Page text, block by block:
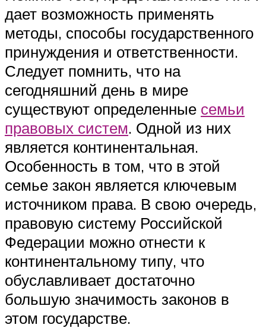
дает возможность применять
методы, способы государственного
принуждения и ответственности.
Следует помнить, что на
сегодняшний день в мире
существуют определенные семьи
правовых систем. Одной из них
является континентальная.
Особенность в том, что в этой
семье закон является ключевым
источником права. В свою очередь,
правовую систему Российской
Федерации можно отнести к
континентальному типу, что
обуславливает достаточно
большую значимость законов в
этом государстве.